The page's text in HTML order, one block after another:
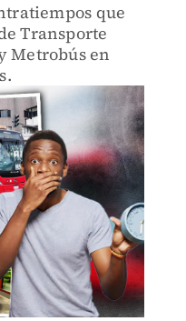
que
Transporte
Metrobús en